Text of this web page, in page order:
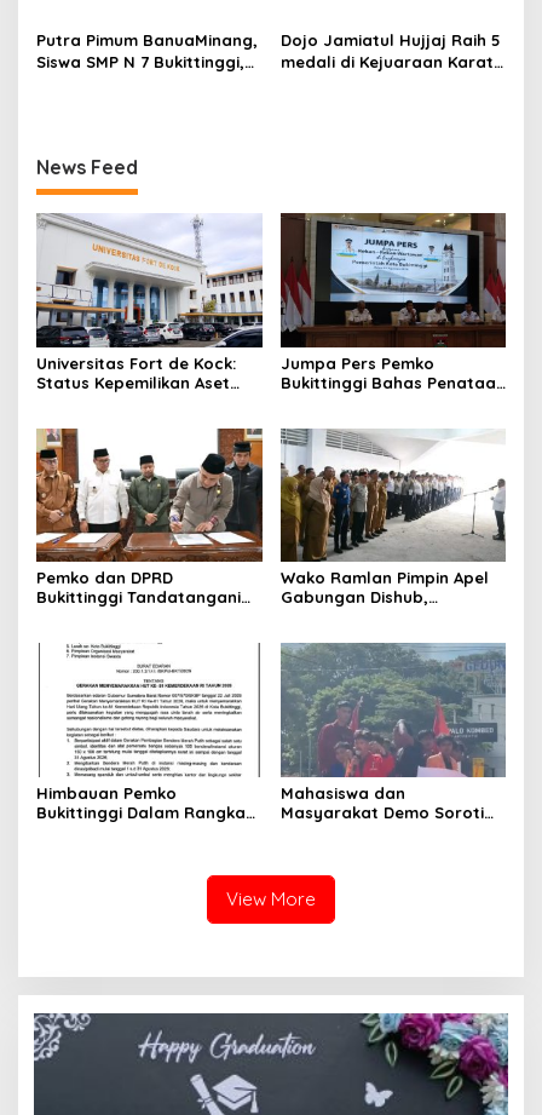
Tahun ke-81 Kemerdekaan
Republik Indonesia
PP, GMNI Bukittinggi
Kecewa Wali Kota dan
DPRD Tak Hadir Temui
Putra Pimum BanuaMinang,
Siswa SMP N 7 Bukittinggi,
Gadang Inkanas Bukittinggi
Dojo Jamiatul Hujjaj Raih 5
medali di Kejuaraan Karate
News Feed
Universitas Fort de Kock:
Status Kepemilikan Aset
Putusan Mahkamah Agung
Nomor 2108/K/Pdt/2022
Jumpa Pers Pemko
Bukittinggi Bahas Penataan
Pemko dan DPRD
Bukittinggi Tandatangani
2026
Wako Ramlan Pimpin Apel
Gabungan Dishub,
Pelajar
Himbauan Pemko
Bukittinggi Dalam Rangka
Mahasiswa dan
Masyarakat Demo Soroti
DPRD Tak Hadir Temui
Massa Aksi
View More